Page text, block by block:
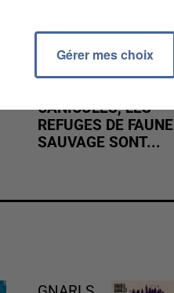
CANICULES, LES
REFUGES DE FAUNE
SAUVAGE SONT...
Gérer mes choix